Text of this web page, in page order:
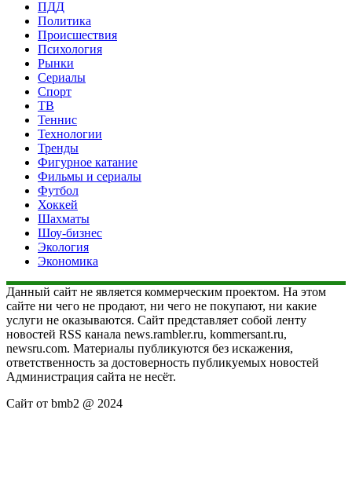
ПДД
Политика
Происшествия
Психология
Рынки
Сериалы
Спорт
ТВ
Теннис
Технологии
Тренды
Фигурное катание
Фильмы и сериалы
Футбол
Хоккей
Шахматы
Шоу-бизнес
Экология
Экономика
Данный сайт не является коммерческим проектом. На этом
сайте ни чего не продают, ни чего не покупают, ни какие
услуги не оказываются. Сайт представляет собой ленту
новостей RSS канала news.rambler.ru, kommersant.ru,
newsru.com. Материалы публикуются без искажения,
ответственность за достоверность публикуемых новостей
Администрация сайта не несёт.
Сайт от bmb2 @ 2024